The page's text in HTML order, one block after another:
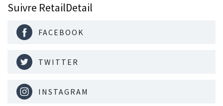
Suivre RetailDetail
FACEBOOK
TWITTER
INSTAGRAM